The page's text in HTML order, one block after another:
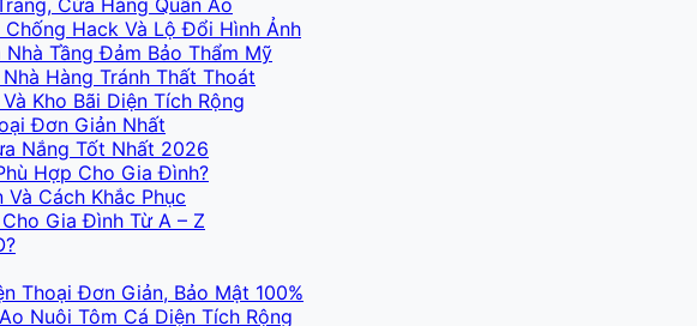
Cửa Hàng Quần Áo
Hack Và Lộ Đổi Hình Ảnh
Tầng Đảm Bảo Thẩm Mỹ
Hàng Tránh Thất Thoát
Kho Bãi Diện Tích Rộng
Đơn Giản Nhất
Nắng Tốt Nhất 2026
Hợp Cho Gia Đình?
Cách Khắc Phục
Gia Đình Từ A – Z
Thoại Đơn Giản, Bảo Mật 100%
Nuôi Tôm Cá Diện Tích Rộng